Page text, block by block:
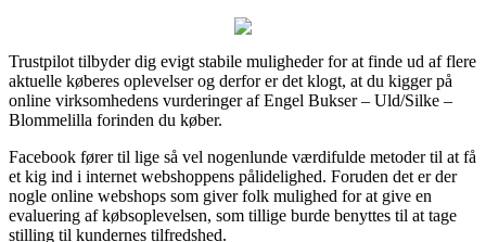
Trustpilot tilbyder dig evigt stabile muligheder for at finde ud af flere
aktuelle køberes oplevelser og derfor er det klogt, at du kigger på
online virksomhedens vurderinger af Engel Bukser – Uld/Silke –
Blommelilla forinden du køber.
Facebook fører til lige så vel nogenlunde værdifulde metoder til at få
et kig ind i internet webshoppens pålidelighed. Foruden det er der
nogle online webshops som giver folk mulighed for at give en
evaluering af købsoplevelsen, som tillige burde benyttes til at tage
stilling til kundernes tilfredshed.